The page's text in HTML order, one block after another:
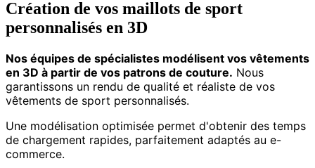
Création de vos maillots de sport
personnalisés en 3D
Nos équipes de spécialistes modélisent vos vêtements
en 3D à partir de vos patrons de couture. Nous
garantissons un rendu de qualité et réaliste de vos
vêtements de sport personnalisés.
Une modélisation optimisée permet d'obtenir des temps
de chargement rapides, parfaitement adaptés au e-
commerce.